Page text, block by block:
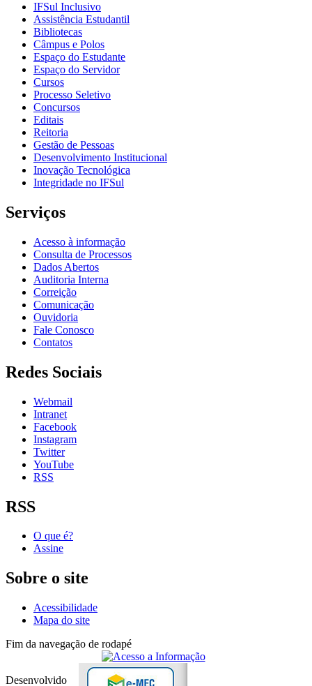
IFSul Inclusivo
Assistência Estudantil
Bibliotecas
Câmpus e Polos
Espaço do Estudante
Espaço do Servidor
Cursos
Processo Seletivo
Concursos
Editais
Reitoria
Gestão de Pessoas
Desenvolvimento Institucional
Inovação Tecnológica
Integridade no IFSul
Serviços
Acesso à informação
Consulta de Processos
Dados Abertos
Auditoria Interna
Correição
Comunicação
Ouvidoria
Fale Conosco
Contatos
Redes Sociais
Webmail
Intranet
Facebook
Instagram
Twitter
YouTube
RSS
RSS
O que é?
Assine
Sobre o site
Acessibilidade
Mapa do site
Fim da navegação de rodapé
Desenvolvido